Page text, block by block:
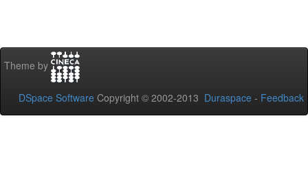
Theme by
DSpace Software Copyright © 2002-2013 Duraspace - Feedback